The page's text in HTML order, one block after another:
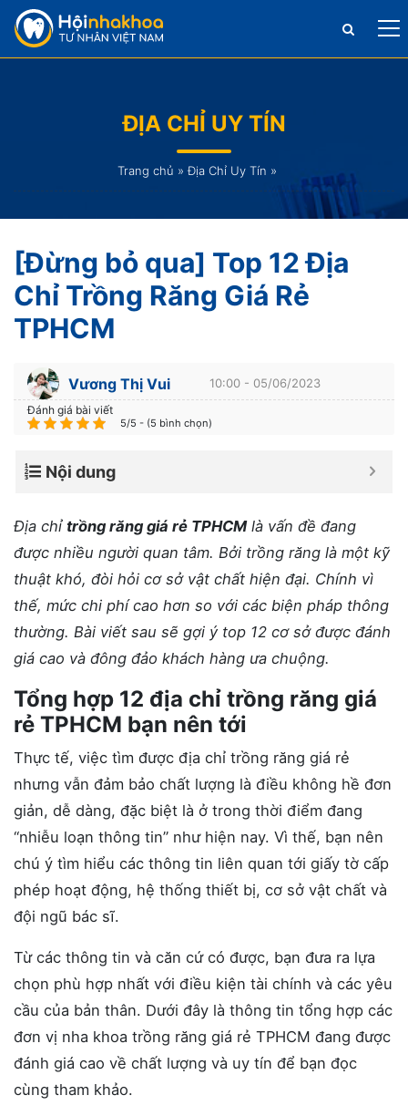
ĐỊA CHỈ UY TÍN
Trang chủ »Địa Chỉ Uy Tín »
[Đừng bỏ qua] Top 12 Địa
Chỉ Trồng Răng Giá Rẻ
TPHCM
Vương Thị Vui 10:00 - 05/06/2023
Đánh giá bài viết
5/5 - (5 bình chọn)
Nội dung
Địa chỉ trồng răng giá rẻ TPHCMlà vấn đề đang
được nhiều người quan tâm. Bởi trồng răng là một kỹ
thuật khó, đòi hỏi cơ sở vật chất hiện đại. Chính vì
thế, mức chi phí cao hơn so với các biện pháp thông
thường. Bài viết sau sẽ gợi ý top 12 cơ sở được đánh
giá cao và đông đảo khách hàng ưa chuộng.
Tổng hợp 12 địa chỉ trồng răng giá
rẻ TPHCM bạn nên tới
Thực tế, việc tìm được địa chỉ trồng răng giá rẻ
nhưng vẫn đảm bảo chất lượng là điều không hề đơn
giản, dễ dàng, đặc biệt là ở trong thời điểm đang
“nhiễu loạn thông tin” như hiện nay. Vì thế, bạn nên
chú ý tìm hiểu các thông tin liên quan tới giấy tờ cấp
phép hoạt động, hệ thống thiết bị, cơ sở vật chất và
đội ngũ bác sĩ.
Từ các thông tin và căn cứ có được, bạn đưa ra lựa
chọn phù hợp nhất với điều kiện tài chính và các yêu
cầu của bản thân. Dưới đây là thông tin tổng hợp các
đơn vị nha khoa trồng răng giá rẻ TPHCM đang được
đánh giá cao về chất lượng và uy tín để bạn đọc
cùng tham khảo.